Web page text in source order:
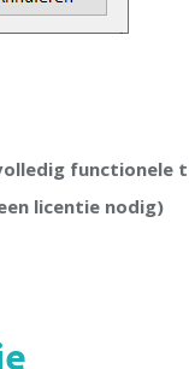
functionele
licentie nodig)